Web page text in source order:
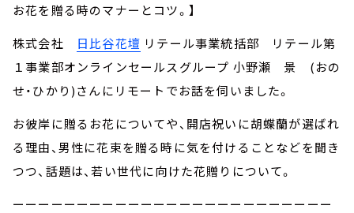
お花を贈る時のマナーとコツ。】
株式会社 日比谷花壇 リテール事業統括部 リテール第
１事業部オンラインセールスグループ 小野瀬 景 (おの
せ・ひかり)さんにリモートでお話を伺いました。
お彼岸に贈るお花についてや、開店祝いに胡蝶蘭が選ばれ
る理由、男性に花束を贈る時に気を付けることなどを聞き
つつ、話題は、若い世代に向けた花贈りについて。
ーーーーーーーーーーーーーーーーーーーーーーーーー